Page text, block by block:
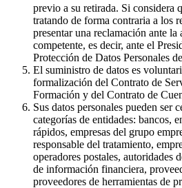
previo a su retirada. Si considera
tratando de forma contraria a los
presentar una reclamación ante
competente, es decir, ante el
Protección de Datos Personales
El suministro de datos es
formalización del Contrato de
Formación y del Contrato de
Sus datos personales pueden ser
categorías de entidades: bancos,
rápidos, empresas del grupo
responsable del tratamiento,
operadores postales, autoridades
de información financiera,
proveedores de herramientas de